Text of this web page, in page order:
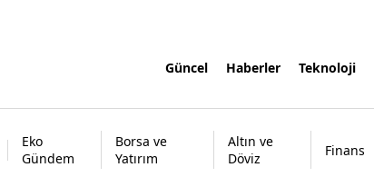
Güncel Haberler Teknoloji
Eko
Gündem
Borsa ve
Yatırım
Altın ve
Döviz
Finans